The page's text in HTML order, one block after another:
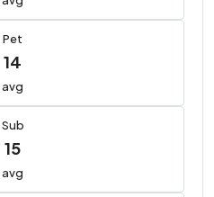
Pet
14
avg
Sub
15
avg